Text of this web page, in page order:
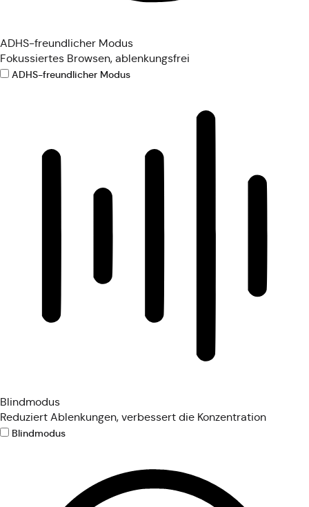
ADHS-freundlicher Modus
Fokussiertes Browsen, ablenkungsfrei
ADHS-freundlicher Modus
Blindmodus
Reduziert Ablenkungen, verbessert die Konzentration
Blindmodus